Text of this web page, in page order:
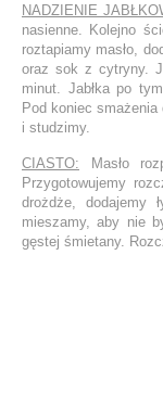
NADZIENIE
nasienne. Kolejno
roztapiamy masło,
oraz sok z cytryny.
minut. Jabłka po
Pod koniec
i studzimy.
CIASTO: Masło
Przygotowujemy
drożdże, dodajemy
mieszamy, aby nie
gęstej śmietany.